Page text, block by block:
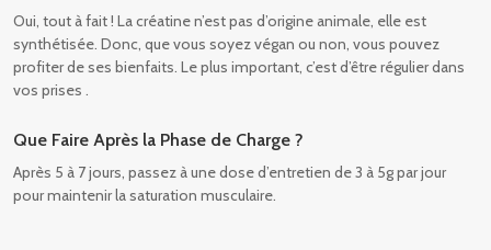
Oui, tout à fait ! La créatine n’est pas d’origine animale, elle est
synthétisée. Donc, que vous soyez végan ou non, vous pouvez
profiter de ses bienfaits. Le plus important, c’est d’être régulier dans
vos prises .
Que Faire Après la Phase de Charge ?
Après 5 à 7 jours, passez à une dose d’entretien de 3 à 5g par jour
pour maintenir la saturation musculaire.